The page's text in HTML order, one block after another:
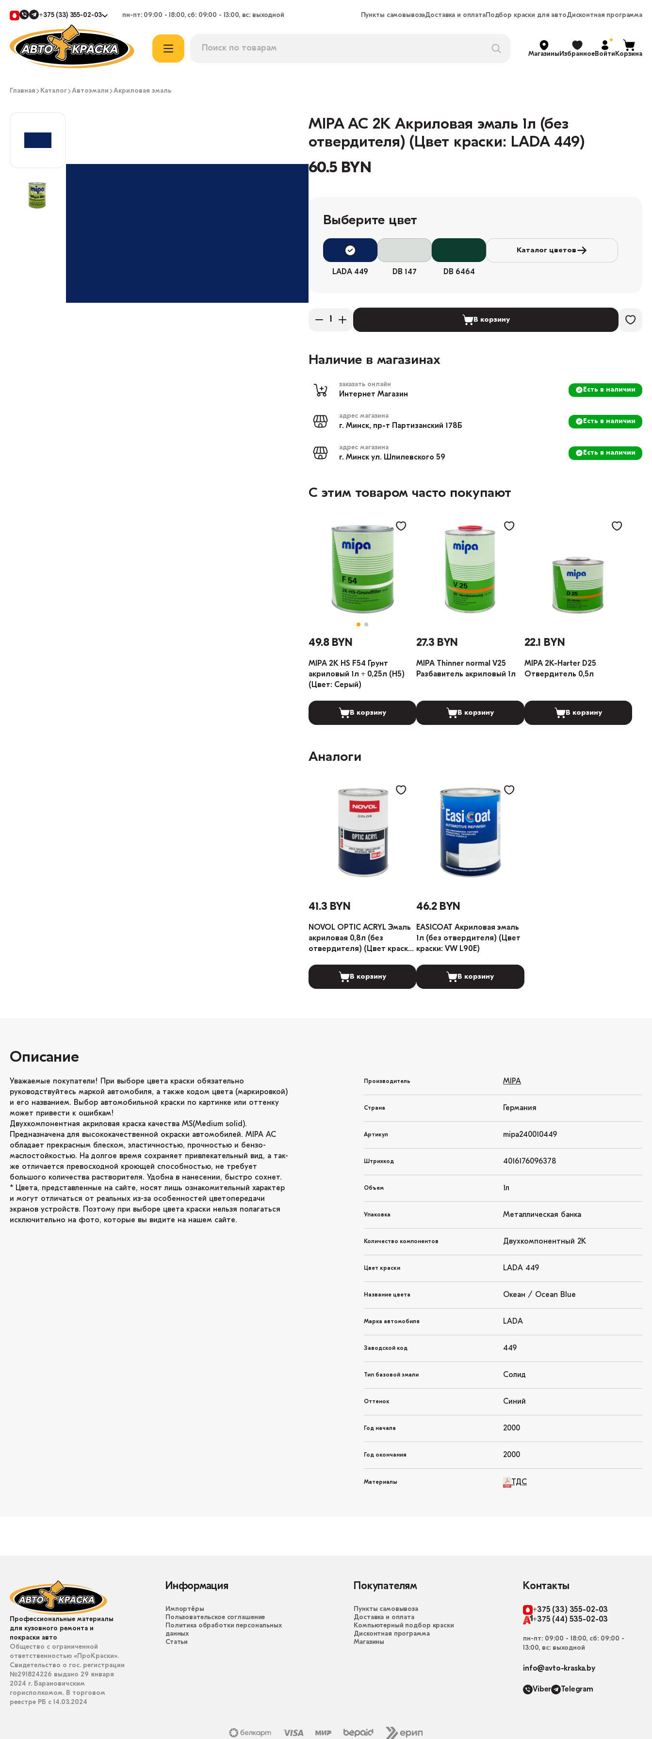
+375 (33) 355-02-03 пн-пт: 09:00 - 18:00, сб: 09:00 - 13:00, вс: выходной Пункты самовывозаДоставка и оплатаПодбор краски для автоДисконтная программа
МагазиныИзбранноеВойтиКорзина
Главная Каталог Автоэмали Акриловая эмаль
MIPA AC 2K Акриловая эмаль 1л (без
отвердителя) (Цвет краски: LADA 449)
60.5 BYN
Выберите цвет
LADA 449 DB 147 DB 6464
Каталог цветов
В корзину
Наличие в магазинах
заказать онлайн
Интернет Магазин
Есть в наличии
адрес магазина
г. Минск, пр-т Партизанский 178Б
Есть в наличии
адрес магазина
г. Минск ул. Шпилевского 59
Есть в наличии
С этим товаром часто покупают
49.8 BYN
MIPA 2K HS F54 Грунт
акриловый 1л + 0,25л (H5)
(Цвет: Серый)
В корзину
27.3 BYN
MIPA Thinner normal V25
Разбавитель акриловый 1л
В корзину
22.1 BYN
MIPA 2K-Harter D25
Отвердитель 0,5л
В корзину
Аналоги
41.3 BYN
NOVOL OPTIC ACRYL Эмаль
акриловая 0,8л (без
отвердителя) (Цвет краски:
В корзину
46.2 BYN
EASICOAT Акриловая эмаль
1л (без отвердителя) (Цвет
краски: VW L90E)
В корзину
Описание
Уважаемые покупатели! При выборе цвета краски обязательно
руководствуйтесь маркой автомобиля, а также кодом цвета (маркировкой)
и его названием. Выбор автомобильной краски по картинке или оттенку
может привести к ошибкам!
Двухкомпонентная акриловая краска качества MS(Medium solid).
Предназначена для высококачественной окраски автомобилей. MIPA AC
обладает прекрасным блеском, эластичностью, прочностью и бензо-
маслостойкостью. На долгое время сохраняет привлекательный вид, а так-
же отличается превосходной кроющей способностью, не требует
большого количества растворителя. Удобна в нанесении, быстро сохнет.
* Цвета, представленные на сайте, носят лишь ознакомительный характер
и могут отличаться от реальных из-за особенностей цветопередачи
экранов устройств. Поэтому при выборе цвета краски нельзя полагаться
исключительно на фото, которые вы видите на нашем сайте.
Производитель MIPA
Страна Германия
Артикул mipa240010449
Штрихкод 4016176096378
Объем 1л
Упаковка Металлическая банка
Количество компонентов Двухкомпонентный 2K
Цвет краски LADA 449
Название цвета Океан / Ocean Blue
Марка автомобиля LADA
Заводской код 449
Тип базовой эмали Солид
Оттенок Синий
Год начала 2000
Год окончания 2000
Материалы ТДС
Профессиональные материалы
для кузовного ремонта и
покраски авто
Общество с ограниченной
ответственностью «ПроКраски».
Свидетельство о гос. регистрации
№291824226 выдано 29 января
2024 г. Барановичским
горисполкомом. В торговом
реестре РБ с 14.03.2024
Информация
Импортёры
Пользовательское соглашение
Политика обработки персональных
данных
Статьи
Покупателям
Пункты самовывоза
Доставка и оплата
Компьютерный подбор краски
Дисконтная программа
Магазины
Контакты
+375 (33) 355-02-03
+375 (44) 535-02-03
пн-пт: 09:00 - 18:00, сб: 09:00 -
13:00, вс: выходной
info@avto-kraska.by
Viber Telegram